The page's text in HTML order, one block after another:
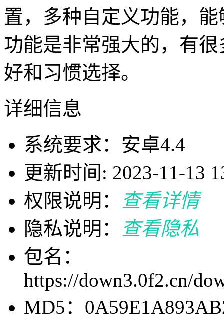
置，多种自定义功能，
功能是非常强大的，有
好和习惯选择。
详细信息
系统要求：安卓4.4
更新时间: 2023-11-13
权限说明：
查看详情
隐私说明：
查看隐私
包名：
https://down3.0f2.cn/
MD5：